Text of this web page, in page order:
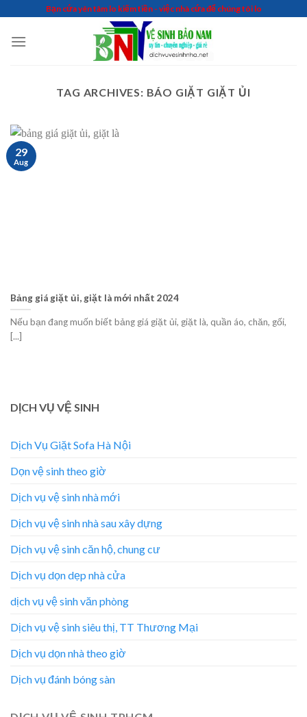
content
Bạn cứa yên tâm lo kiếm tiền - việc nhà cứa để chúng tôi lo
TAG ARCHIVES: BÁO GIẶT GIẶT ỦI
Bảng giá giặt ủi, giặt là mới nhất 2024
Nếu bạn đang muốn biết bảng giá giặt ủi, giặt là, quần áo, chăn, gối,
[...]
29
Aug
DỊCH VỤ VỆ SINH
Dịch Vụ Giặt Sofa Hà Nội
Dọn vệ sinh theo giờ
Dịch vụ vệ sinh nhà mới
Dịch vụ vệ sinh nhà sau xây dựng
Dịch vụ vệ sinh căn hộ, chung cư
Dịch vụ dọn dẹp nhà cửa
dịch vụ vệ sinh văn phòng
Dịch vụ vệ sinh siêu thị, TT Thương Mại
Dịch vụ dọn nhà theo giờ
Dịch vụ đánh bóng sàn